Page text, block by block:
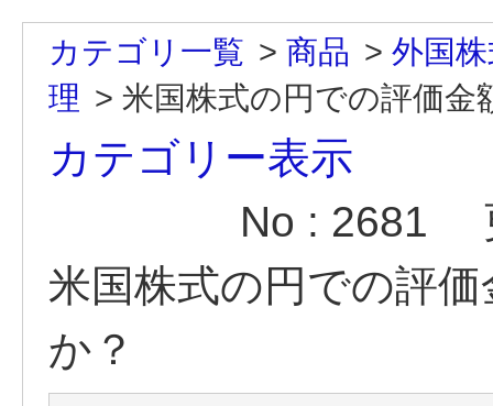
カテゴリ一覧 > 商品 > 外国
理 > 米国株式の円での評価
カテゴリー表示
No : 2681
米国株式の円での評
か？